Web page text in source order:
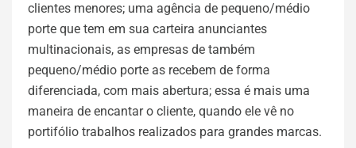
clientes menores; uma agência de pequeno/médio
porte que tem em sua carteira anunciantes
multinacionais, as empresas de também
pequeno/médio porte as recebem de forma
diferenciada, com mais abertura; essa é mais uma
maneira de encantar o cliente, quando ele vê no
portifólio trabalhos realizados para grandes marcas.